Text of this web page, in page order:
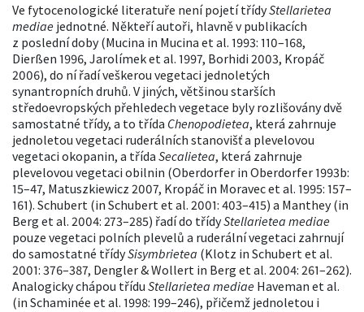
Ve fytocenologické literatuře není pojetí třídyStellarietea
mediae jednotné. Někteří autoři, hlavně v publikacích
z poslední doby (Mucina in Mucina et al. 1993: 110–168,
Dierßen 1996, Jarolímek et al. 1997, Borhidi 2003, Kropáč
2006), do ní řadí veškerou vegetaci jednoletých
synantropních druhů. V jiných, většinou starších
středoevropských přehledech vegetace byly rozlišovány dvě
samostatné třídy, a to třída Chenopodietea, která zahrnuje
jednoletou vegetaci ruderálních stanovišť a plevelovou
vegetaci okopanin, a třída Secalietea, která zahrnuje
plevelovou vegetaci obilnin (Oberdorfer in Oberdorfer 1993b:
15–47, Matuszkiewicz 2007, Kropáč in Moravec et al. 1995: 157–
161). Schubert (in Schubert et al. 2001: 403–415) a Manthey (in
Berg et al. 2004: 273–285) řadí do třídyStellarietea mediae
pouze vegetaci polních plevelů a ruderální vegetaci zahrnují
do samostatné třídySisymbrietea (Klotz in Schubert et al.
2001: 376–387, Dengler & Wollert in Berg et al. 2004: 261–262).
Analogicky chápou třídu Stellarietea mediae Haveman et al.
(in Schaminée et al. 1998: 199–246), přičemž jednoletou i